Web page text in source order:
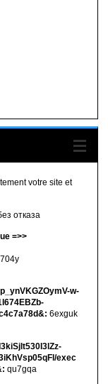
votre site et
отказа
=>>
w-
6exguk
exec
qu7gqa